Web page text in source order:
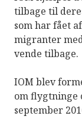
tilbage til
som har fået
migranter
vende tilbage.
IOM blev
om flygtninge
september